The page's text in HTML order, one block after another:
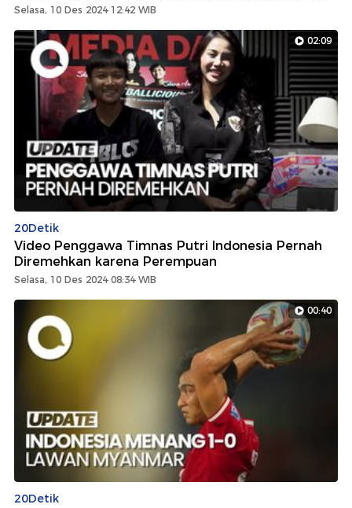
Selasa, 10 Des 2024 12:42 WIB
02:09
20Detik
Video Penggawa Timnas Putri Indonesia Pernah
Diremehkan karena Perempuan
Selasa, 10 Des 2024 08:34 WIB
00:40
20Detik